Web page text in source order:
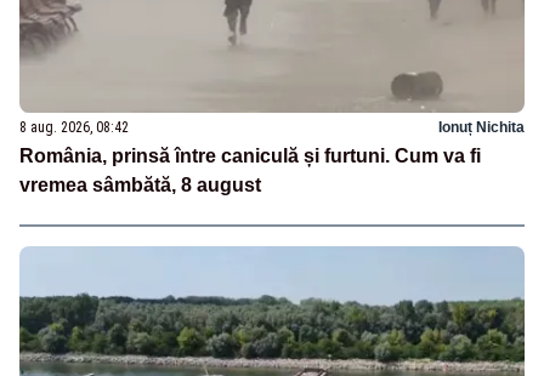
8 aug. 2026, 08:42 Ionuț Nichita
România, prinsă între caniculă și furtuni. Cum va fi
vremea sâmbătă, 8 august